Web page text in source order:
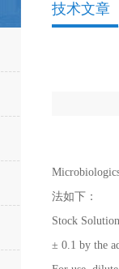
技术文章
法如下：
Stock
± 0.1 by the